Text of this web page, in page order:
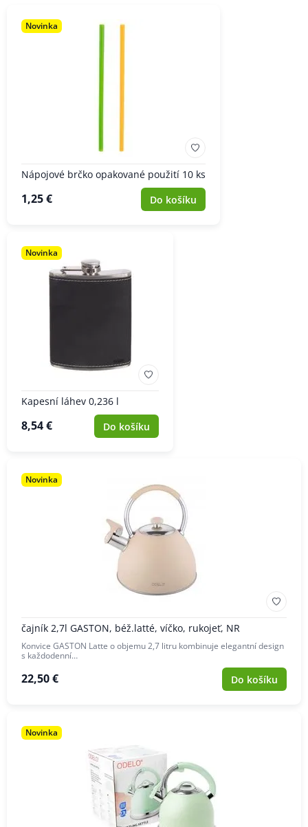
ZNAČKA
Novinka
Nápojové brčko opakované použití 10 ks
1,25 € Do košíku
Novinka
Kapesní láhev 0,236 l
8,54 € Do košíku
Novinka
čajník 2,7l GASTON, béž.latté, víčko, rukojeť, NR
Konvice GASTON Latte o objemu 2,7 litru kombinuje elegantní design
s každodenní…
22,50 € Do košíku
Novinka